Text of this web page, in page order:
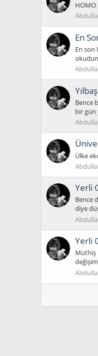
HOMO
En
En son
Bence
bir gün
Ülke
Yerli
Bence
diye
Yerli
Müthiş